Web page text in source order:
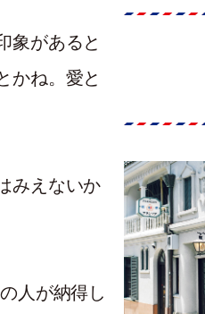
象があると
かね。愛と
みえないか
人が納得し